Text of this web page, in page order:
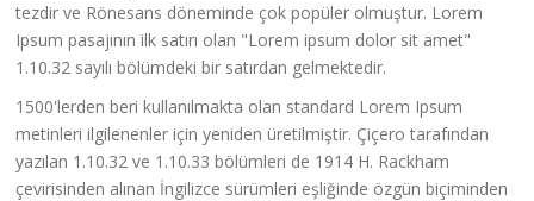
tezdir ve Rönesans döneminde çok popüler olmuştur. Lorem
Ipsum pasajının ilk satırı olan "Lorem ipsum dolor sit amet"
1.10.32 sayılı bölümdeki bir satırdan gelmektedir.
1500'lerden beri kullanılmakta olan standard Lorem Ipsum
metinleri ilgilenenler için yeniden üretilmiştir. Çiçero tarafından
yazılan 1.10.32 ve 1.10.33 bölümleri de 1914 H. Rackham
çevirisinden alınan İngilizce sürümleri eşliğinde özgün biçiminden